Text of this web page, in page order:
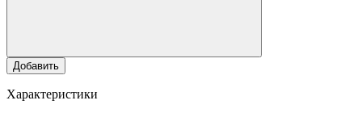
Добавить
Характеристики